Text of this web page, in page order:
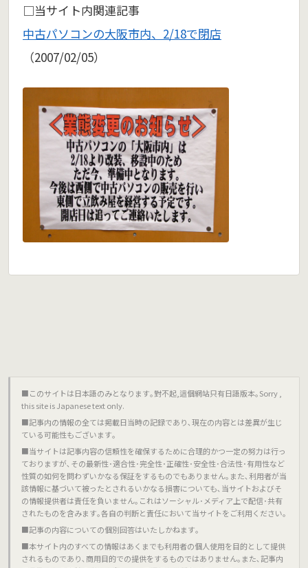
□当サイト内関連記事
中古パソコンの大阪市内、2/18で閉店
（2007/02/05）
■このサイトは日本語のみとなります｡對不起,這個網站只有日語版本｡Sorry ,
this site is Japanese text only.
■記事内の情報の全ては掲載日当時の記録であり､現在の内容とは差異が生じ
ている可能性もございます｡
■当サイトは記事内容の信頼性を確保するために合理的かつ一定の努力は行っ
ておりますが､その最新性･適合性･完全性･正確性･安全性･合法性･有用性など
性質の如何を問わずいかなる保証をするものでもありません｡また､利用者が当
該情報に基づいて被ったとされるいかなる損害についても､当サイトおよびそ
の情報提供者は責任を負いません｡これはソーシャル･メディア上で配信･共有
されたものを含みます｡各自の判断と責任において当サイトをご利用ください｡
■記事の内容についての個別回答はいたしかねます｡
■本サイト内のすべての情報はあくまでも利用者の個人使用を目的として提供
されるものであり､商用目的での提供をするものではありません｡また､記事内